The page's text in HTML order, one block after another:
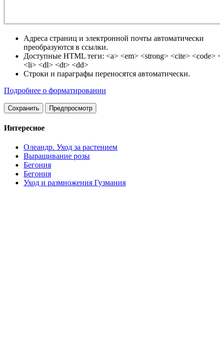
Адреса страниц и электронной почты автоматически
преобразуются в ссылки.
Доступные HTML теги: <a> <em> <strong> <cite> <code>
<li> <dl> <dt> <dd>
Строки и параграфы переносятся автоматически.
Подробнее о форматировании
Интересное
Олеандр. Уход за растением
Выращивание розы
Бегония
Бегония
Уход и размножения Гузмания